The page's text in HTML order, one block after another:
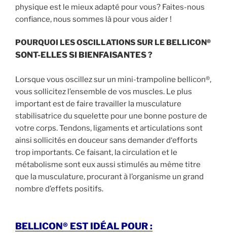
physique est le mieux adapté pour vous? Faites-nous
confiance, nous sommes là pour vous aider !
POURQUOI LES OSCILLATIONS SUR LE BELLICON®
SONT-ELLES SI BIENFAISANTES ?
Lorsque vous oscillez sur un mini-trampoline bellicon®,
vous sollicitez l’ensemble de vos muscles. Le plus
important est de faire travailler la musculature
stabilisatrice du squelette pour une bonne posture de
votre corps. Tendons, ligaments et articulations sont
ainsi sollicités en douceur sans demander d‘efforts
trop importants. Ce faisant, la circulation et le
métabolisme sont eux aussi stimulés au même titre
que la musculature, procurant à l’organisme un grand
nombre d’effets positifs.
BELLICON® EST IDÉAL POUR :